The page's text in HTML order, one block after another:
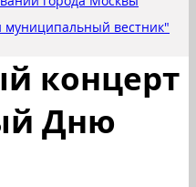
концерт
Дню